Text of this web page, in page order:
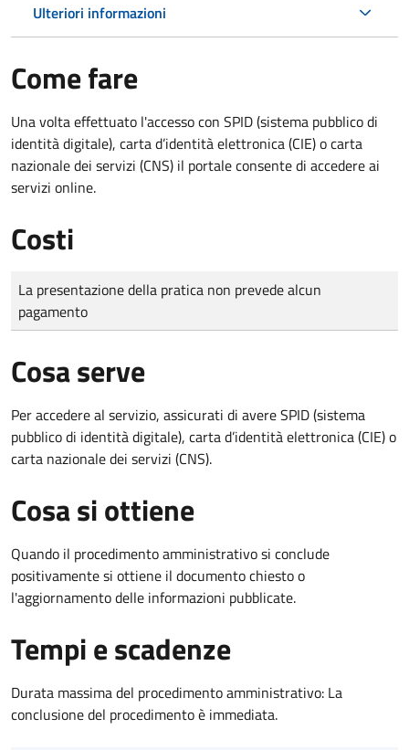
Ulteriori informazioni
Come fare
Una volta effettuato l'accesso con SPID (sistema pubblico di
identità digitale), carta d’identità elettronica (CIE) o carta
nazionale dei servizi (CNS) il portale consente di accedere ai
servizi online.
Costi
Tipo di pagamento
Importo
La presentazione della pratica non prevede alcun
pagamento
Cosa serve
Per accedere al servizio, assicurati di avere SPID (sistema
pubblico di identità digitale), carta d’identità elettronica (CIE) o
carta nazionale dei servizi (CNS).
Cosa si ottiene
Quando il procedimento amministrativo si conclude
positivamente si ottiene il documento chiesto o
l'aggiornamento delle informazioni pubblicate.
Tempi e scadenze
Durata massima del procedimento amministrativo: La
conclusione del procedimento è immediata.